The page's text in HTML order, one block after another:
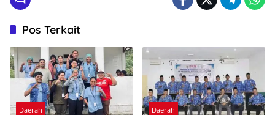
Pos Terkait
Daerah Daerah